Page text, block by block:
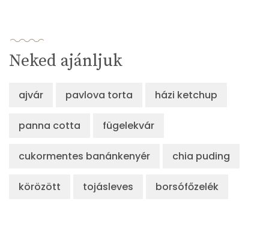
Neked ajánljuk
ajvár pavlova torta házi ketchup
panna cotta fügelekvár
cukormentes banánkenyér chia puding
körözött tojásleves borsófőzelék